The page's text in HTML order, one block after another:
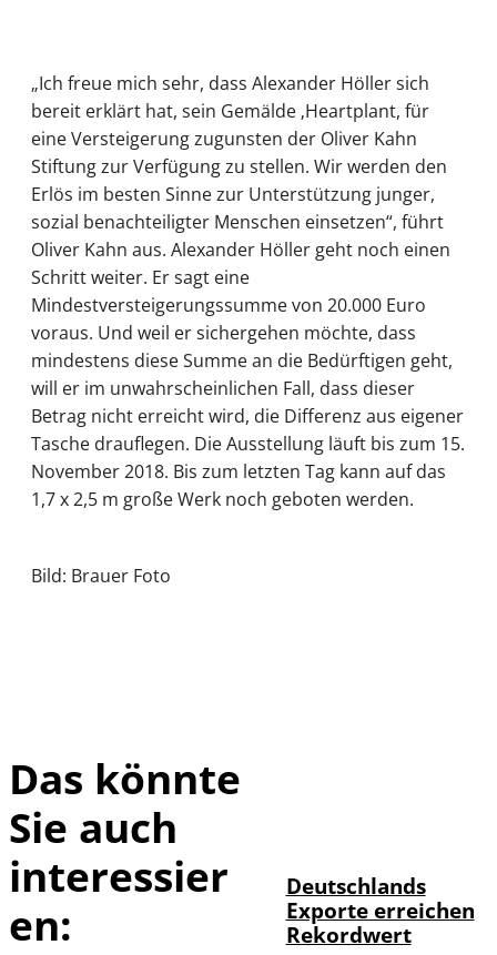
„Ich freue mich sehr, dass Alexander Höller sich
bereit erklärt hat, sein Gemälde ‚Heartplant, für
eine Versteigerung zugunsten der Oliver Kahn
Stiftung zur Verfügung zu stellen. Wir werden den
Erlös im besten Sinne zur Unterstützung junger,
sozial benachteiligter Menschen einsetzen“, führt
Oliver Kahn aus. Alexander Höller geht noch einen
Schritt weiter. Er sagt eine
Mindestversteigerungssumme von 20.000 Euro
voraus. Und weil er sichergehen möchte, dass
mindestens diese Summe an die Bedürftigen geht,
will er im unwahrscheinlichen Fall, dass dieser
Betrag nicht erreicht wird, die Differenz aus eigener
Tasche drauflegen. Die Ausstellung läuft bis zum 15.
November 2018. Bis zum letzten Tag kann auf das
1,7 x 2,5 m große Werk noch geboten werden.
Bild: Brauer Foto
Das könnte
Sie auch
interessier
en:
Deutschlands
Exporte erreichen
Rekordwert